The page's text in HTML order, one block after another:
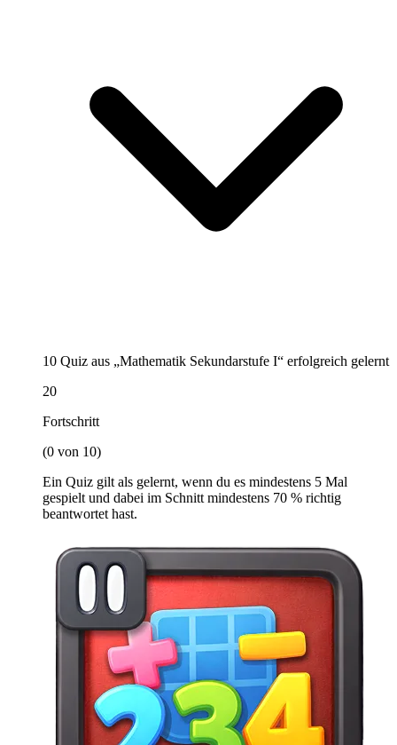
10 Quiz aus „Mathematik Sekundarstufe I“ erfolgreich gelernt
20
Fortschritt
(0 von 10)
Ein Quiz gilt als gelernt, wenn du es mindestens 5 Mal
gespielt und dabei im Schnitt mindestens 70 % richtig
beantwortet hast.